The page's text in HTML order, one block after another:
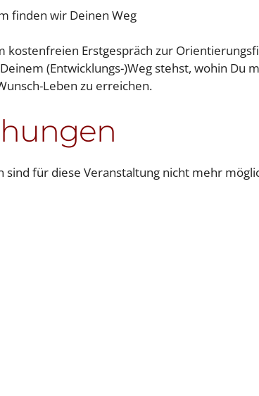
finden wir Deinen Weg
kostenfreien Erstgespräch zur
(Entwicklungs-)Weg stehst, wohin Du
Leben zu erreichen.
sind für diese Veranstaltung nicht mehr